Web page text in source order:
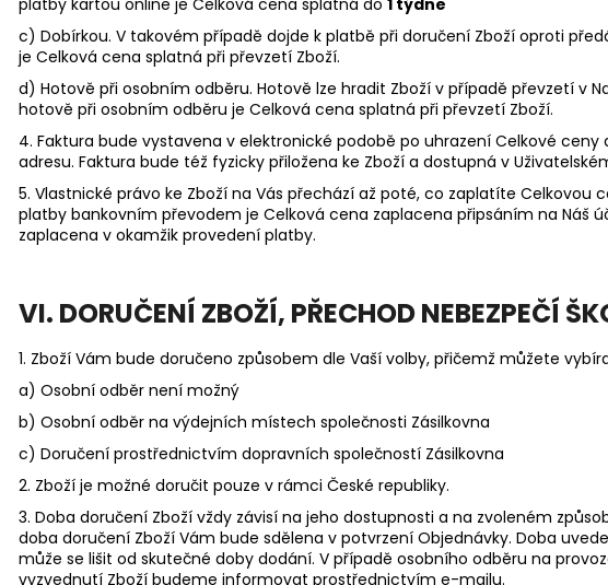
c) Dobírkou. V takovém případě dojde k platbě při doručení Zboží oproti
je Celková cena splatná při převzetí Zboží.
d) Hotově při osobním odběru. Hotově lze hradit Zboží v případě převzetí v
hotově při osobním odběru je Celková cena splatná při převzetí Zboží.
4. Faktura bude vystavena v elektronické podobě po uhrazení Celkové
adresu. Faktura bude též fyzicky přiložena ke Zboží a dostupná v
5. Vlastnické právo ke Zboží na Vás přechází až poté, co zaplatíte Celkovou
platby bankovním převodem je Celková cena zaplacena připsáním na Náš
zaplacena v okamžik provedení platby.
VI. DORUČENÍ ZBOŽÍ, PŘECHOD NEBEZPEČÍ
1. Zboží Vám bude doručeno způsobem dle Vaší volby, přičemž můžete
a) Osobní odběr není možný
b) Osobní odběr na výdejních místech společnosti Zásilkovna
c) Doručení prostřednictvím dopravních společností Zásilkovna
2. Zboží je možné doručit pouze v rámci České republiky.
3. Doba doručení Zboží vždy závisí na jeho dostupnosti a na zvoleném
doba doručení Zboží Vám bude sdělena v potvrzení Objednávky. Doba
může se lišit od skutečné doby dodání. V případě osobního odběru na
vyzvednutí Zboží budeme informovat prostřednictvím e-mailu.